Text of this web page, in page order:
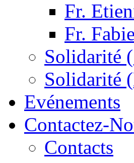
Fr.
Fr.
Solidarité
Solidarité
Evénements
Contactez-
Contacts